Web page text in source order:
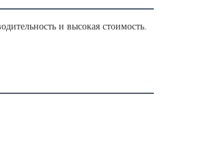
и высокая стоимость.